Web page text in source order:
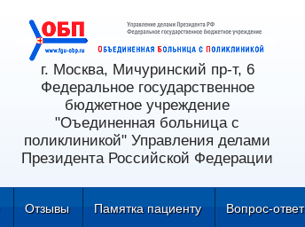
г. Москва, Мичуринский пр-т, 6
Федеральное государственное
бюджетное учреждение
"Оъединенная больница с
поликлиникой" Управления делами
Президента Российской Федерации
Отзывы Памятка пациенту Вопрос-ответ